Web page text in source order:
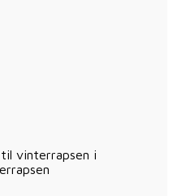
vinterrapsen i